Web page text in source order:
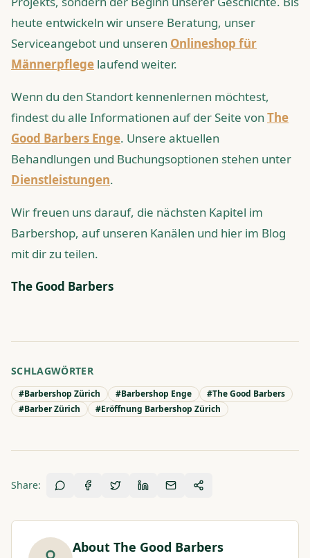
heute entwickeln wir unsere Beratung, unser
Serviceangebot und unseren Onlineshop für
Männerpflege laufend weiter.
Wenn du den Standort kennenlernen möchtest,
findest du alle Informationen auf der Seite von The
Good Barbers Enge. Unsere aktuellen
Behandlungen und Buchungsoptionen stehen unter
Dienstleistungen.
Wir freuen uns darauf, die nächsten Kapitel im
Barbershop, auf unseren Kanälen und hier im Blog
mit dir zu teilen.
The Good Barbers
SCHLAGWÖRTER
#Barbershop Zürich #Barbershop Enge #The Good Barbers
#Barber Zürich #Eröffnung Barbershop Zürich
Share:
About The Good Barbers